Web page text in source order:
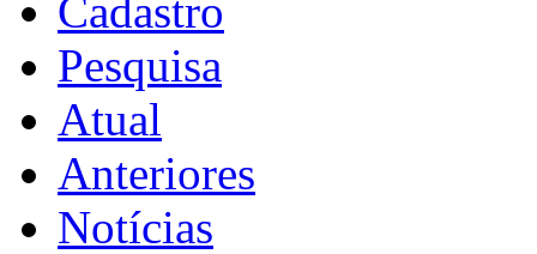
Cadastro
Pesquisa
Atual
Anteriores
Notícias